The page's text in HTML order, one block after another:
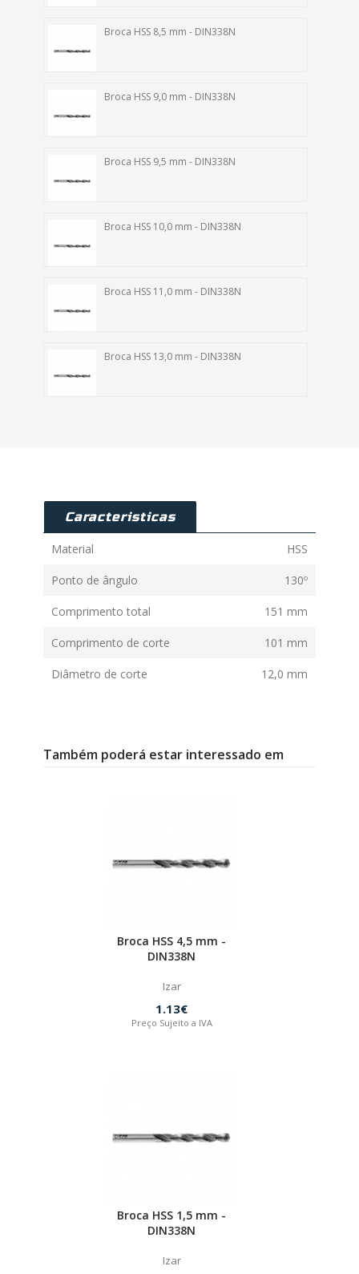
Broca HSS 8,5 mm - DIN338N
Broca HSS 9,0 mm - DIN338N
Broca HSS 9,5 mm - DIN338N
Broca HSS 10,0 mm - DIN338N
Broca HSS 11,0 mm - DIN338N
Broca HSS 13,0 mm - DIN338N
Caracteristicas
Material HSS
Ponto de ângulo 130º
Comprimento total 151 mm
Comprimento de corte 101 mm
Diâmetro de corte 12,0 mm
Também poderá estar interessado em
Broca HSS 4,5 mm -
DIN338N
Izar
1.13€
Preço Sujeito a IVA
Broca HSS 1,5 mm -
DIN338N
Izar